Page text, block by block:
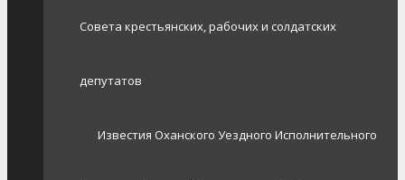
Совета крестьянских, рабочих и солдатских
депутатов
Известия Оханского Уездного Исполнительного